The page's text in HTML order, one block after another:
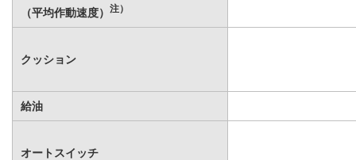
（平均作動速度） 注）
クッション
給油
オートスイッチ